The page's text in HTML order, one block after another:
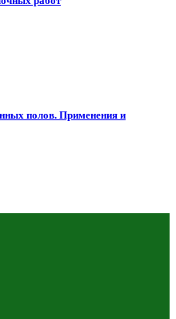
полов. Применения и